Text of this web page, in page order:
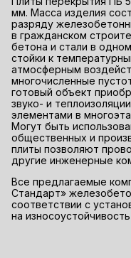
мм. Масса изделия
разряду
в гражданском
бетона и стали в
стойки к
атмосферным
многочисленные
готовый объект
звуко- и
элементами в
Могут быть
общественных и
плиты позволяют
другие инженерные
Все предлагаемые
Стандарт»
соответствии с
на